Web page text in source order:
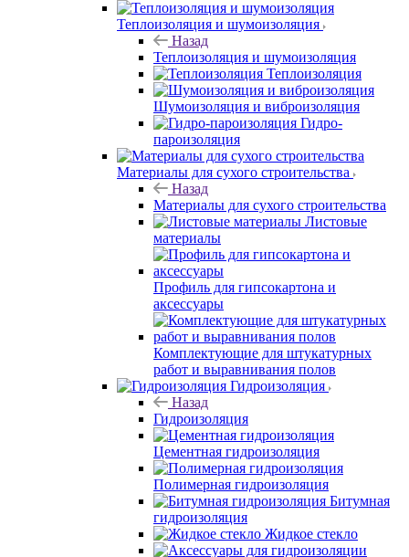
Теплоизоляция и шумоизоляция
Назад
Теплоизоляция и шумоизоляция
Теплоизоляция
Шумоизоляция и виброизоляция
Гидро-
пароизоляция
Материалы для сухого строительства
Назад
Материалы для сухого строительства
Листовые
материалы
Профиль для гипсокартона и
аксессуары
Комплектующие для штукатурных
работ и выравнивания полов
Гидроизоляция
Назад
Гидроизоляция
Цементная гидроизоляция
Полимерная гидроизоляция
Битумная
гидроизоляция
Жидкое стекло